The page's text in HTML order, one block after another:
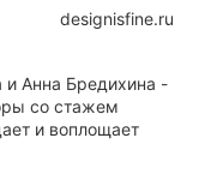
designisfine.ru
и Анна Бредихина -
со стажем
и воплощает